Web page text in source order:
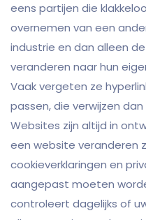
eens partijen die
overnemen van een
industrie en dan alleen
veranderen naar hun
Vaak vergeten ze
passen, die verwijzen
Websites zijn altijd in
een website veranderen
cookieverklaringen en
aangepast moeten
controleert dagelijks of